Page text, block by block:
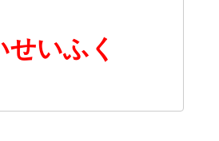
いふく